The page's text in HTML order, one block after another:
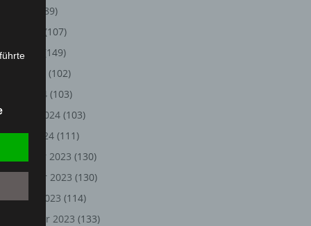
(89)
(107)
Mai 2024
(149)
(102)
März 2024 (103)
2024 (103)
2024 (111)
Dezember 2023 (130)
November 2023 (130)
2023 (114)
September 2023 (133)